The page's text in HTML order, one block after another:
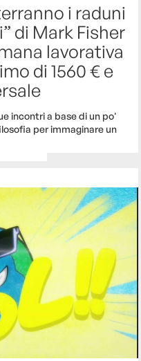
i raduni
di Mark Fisher
lavorativa
di 1560 € e
incontri a base di un po'
per immaginare un